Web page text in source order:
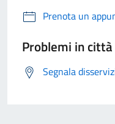
Prenota un
Problemi in città
Segnala